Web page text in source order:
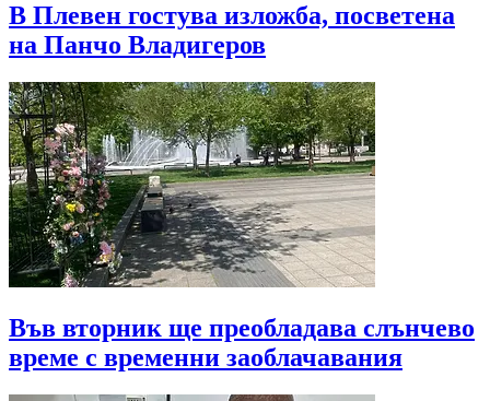
В Плевен гостува изложба, посветена
на Панчо Владигеров
Във вторник ще преобладава слънчево
време с временни заоблачавания